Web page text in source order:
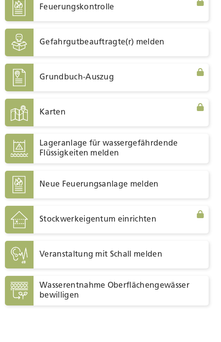
Staat, Recht und Sicherheit
Feuerungskontrolle
Gefahrgutbeauftragte(r) melden
Grundbuch-Auszug
Karten
Lageranlage für wassergefährdende
Flüssigkeiten melden
Neue Feuerungsanlage melden
Stockwerkeigentum einrichten
Veranstaltung mit Schall melden
Wasserentnahme Oberflächengewässer
bewilligen